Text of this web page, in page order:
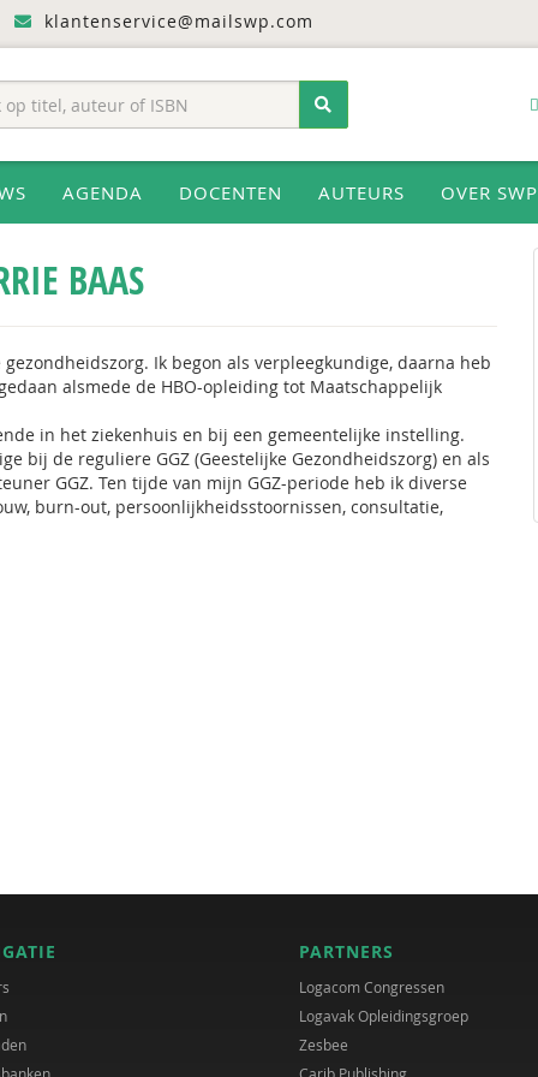
klantenservice@mailswp.com
AGENDA DOCENTEN AUTEURS OVER SWP
BAAS
Ik begon als verpleegkundige, daarna heb
alsmede de HBO-opleiding tot Maatschappelijk
in het ziekenhuis en bij een gemeentelijke instelling.
bij de reguliere GGZ (Geestelijke Gezondheidszorg) en als
GGZ. Ten tijde van mijn GGZ-periode heb ik diverse
burn-out, persoonlijkheidsstoornissen, consultatie,
PARTNERS
Logacom Congressen
Logavak Opleidingsgroep
Zesbee